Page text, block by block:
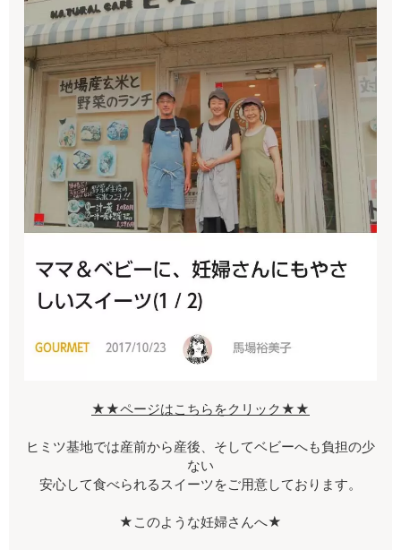
★★ページはこちらをクリック★★
ヒミツ基地では産前から産後、そしてベビーへも負担の少
ない
安心して食べられるスイーツをご用意しております。
★このような妊婦さんへ★